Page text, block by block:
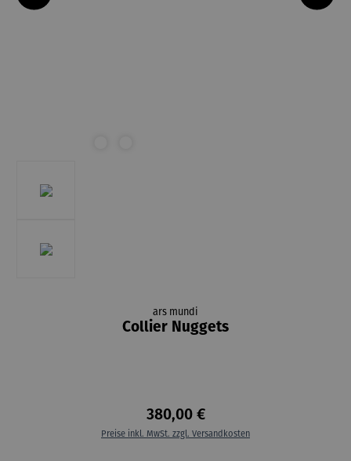
ars mundi
Collier Nuggets
380,00 €
Preise inkl. MwSt. zzgl. Versandkosten